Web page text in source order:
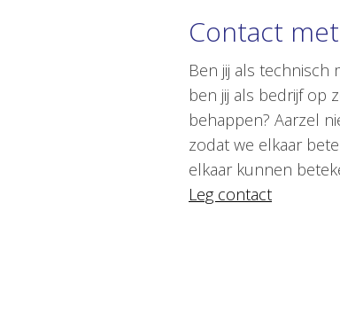
Contact
Ben jij als
ben jij als bedrijf op
behappen? Aarzel
zodat we elkaar
elkaar kunnen
Leg contact